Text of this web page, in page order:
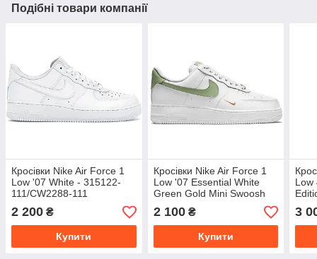
Подібні товари компанії
Кросівки Nike Air Force 1
Low '07 White - 315122-
111/CW2288-111
2 200 ₴
Купити
Кросівки Nike Air Force 1
Low '07 Essential White
Green Gold Mini Swoosh
2 100₴
Купити
Low
3